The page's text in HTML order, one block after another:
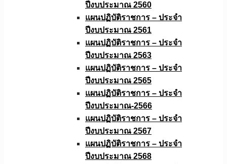
ปีงบประมาณ 2560
แผนปฏิบัติราชการ – ประจำ
ปีงบประมาณ 2561
แผนปฏิบัติราชการ – ประจำ
ปีงบประมาณ 2563
แผนปฏิบัติราชการ – ประจำ
ปีงบประมาณ 2565
แผนปฏิบัติราชการ – ประจำ
ปีงบประมาณ-2566
แผนปฏิบัติราชการ – ประจำ
ปีงบประมาณ 2567
แผนปฏิบัติราชการ – ประจำ
ปีงบประมาณ 2568